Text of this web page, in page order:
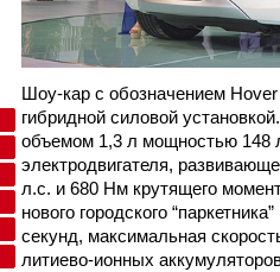
Шоу-кар с обозначением
гибридной силовой
объемом 1,3 л мощностью 148
электродвигателя,
л.с. и 680 Нм крутящего
нового городского
секунд, максимальная
литиево-ионных